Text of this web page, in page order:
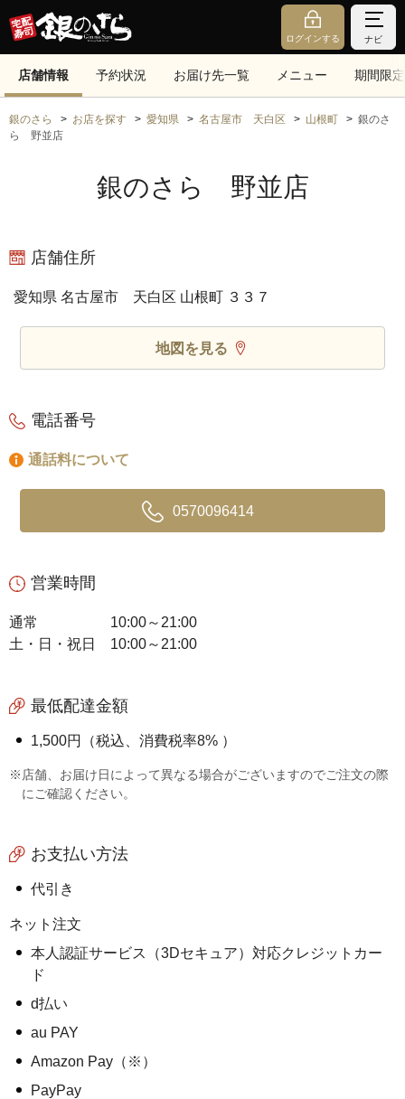
ログインする ナビ
店舗情報 予約状況 お届け先一覧 メニュー 期間限定
銀のさら お店を探す 愛知県 名古屋市 天白区 山根町
銀のさ
ら 野並店
銀のさら 野並店
店舗住所
愛知県 名古屋市 天白区 山根町 ３３７
地図を見る
電話番号
通話料について
0570096414
営業時間
通常
10:00～21:00
土・日・祝日
10:00～21:00
最低配達金額
1,500円（税込、消費税率8% ）
※店舗、お届け日によって異なる場合がございますのでご注文の際
にご確認ください。
お支払い方法
代引き
ネット注文
本人認証サービス（3Dセキュア）対応クレジットカー
ド
d払い
au PAY
Amazon Pay（※）
PayPay